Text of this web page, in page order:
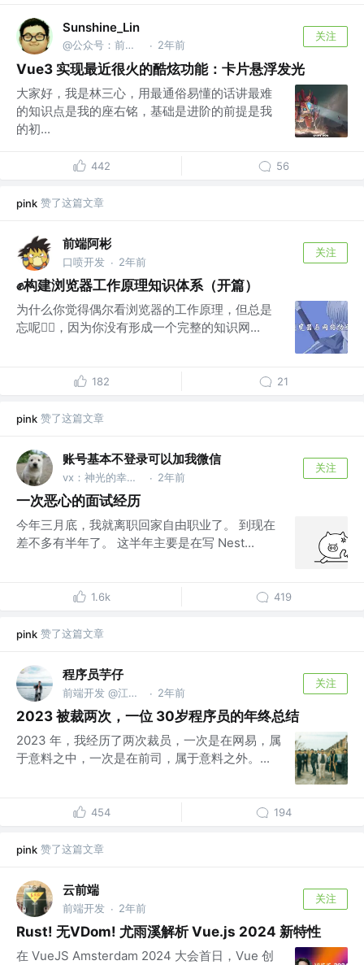
Sunshine_Lin
@公众号：前端之神 & B站：林三心的挖掘机 · 2年前
关注
Vue3 实现最近很火的酷炫功能：卡片悬浮发光
大家好，我是林三心，用最通俗易懂的话讲最难
的知识点是我的座右铭，基础是进阶的前提是我
的初...
442 56
pink 赞了这篇文章
前端阿彬
口喷开发 · 2年前
关注
✊构建浏览器工作原理知识体系（开篇）
为什么你觉得偶尔看浏览器的工作原理，但总是
忘呢😵‍💫，因为你没有形成一个完整的知识网...
182 21
pink 赞了这篇文章
账号基本不登录可以加我微信
vx：神光的幸福生活 · 2年前
关注
一次恶心的面试经历
今年三月底，我就离职回家自由职业了。 到现在
差不多有半年了。 这半年主要是在写 Nest...
1.6k 419
pink 赞了这篇文章
程序员芋仔
前端开发 @江湖百晓生 · 2年前
关注
2023 被裁两次，一位 30岁程序员的年终总结
2023 年，我经历了两次裁员，一次是在网易，属
于意料之中，一次是在前司，属于意料之外。...
454 194
pink 赞了这篇文章
云前端
前端开发 · 2年前
关注
Rust! 无VDom! 尤雨溪解析 Vue.js 2024 新特性
在 VueJS Amsterdam 2024 大会首日，Vue 创